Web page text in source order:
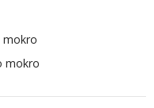
KUNAVER
mokro
mokro